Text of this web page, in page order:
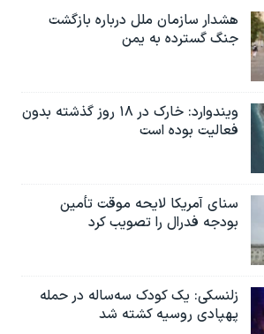
هشدار سازمان ملل درباره بازگشت
جنگ گسترده به یمن
ویندوارد: خارک در ۱۸ روز گذشته بدون
فعالیت بوده است
سنای آمریکا لایحه موقت تأمین
بودجه فدرال را تصویب کرد
زلنسکی: یک کودک سه‌ساله در حمله
پهپادی روسیه کشته شد